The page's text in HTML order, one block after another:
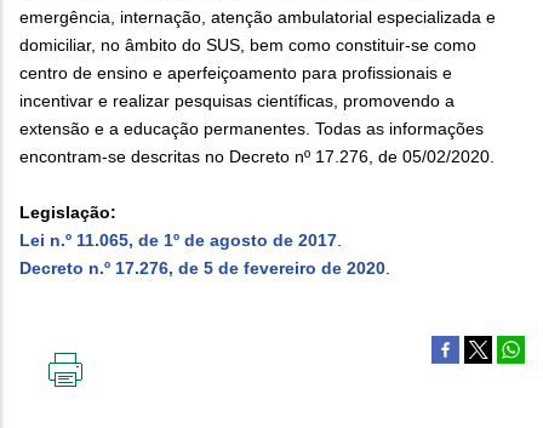
emergência, internação, atenção ambulatorial especializada e
domiciliar, no âmbito do SUS, bem como constituir-se como
centro de ensino e aperfeiçoamento para profissionais e
incentivar e realizar pesquisas científicas, promovendo a
extensão e a educação permanentes. Todas as informações
encontram-se descritas no Decreto nº 17.276, de 05/02/2020.
Legislação:
Lei n.º 11.065, de 1º de agosto de 2017
Decreto n.º 17.276, de 5 de fevereiro de 2020